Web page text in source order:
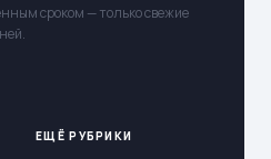
сроком — только свежие
ЕЩЁ РУБРИКИ